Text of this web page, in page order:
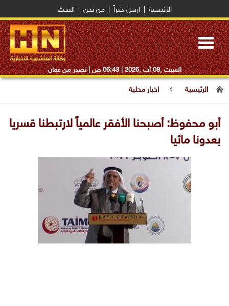
الرئيسية ارسل خبراً من نحن البحث
Toggle
navigation
السبت ,08 آب ,2026 | 06:43 ص | تصدر من عمان
الرئيسية اخبار محلية
أبو محفوظ: أصبحنا الأفقر عالمياً لارتبطنا قسريا
بعدونا مائيا